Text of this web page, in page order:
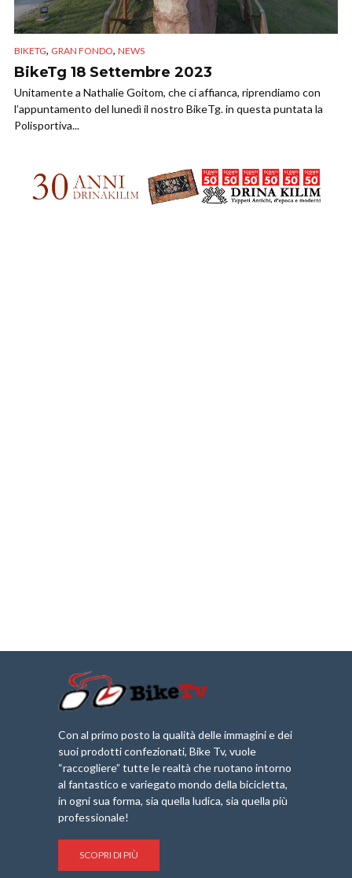
BIKETG, GRAN FONDO, NEWS
BikeTg 18 Settembre 2023
Unitamente a Nathalie Goitom, che ci affianca, riprendiamo con
l’appuntamento del lunedì il nostro BikeTg. in questa puntata la
Polisportiva...
Con al primo posto la qualità delle immagini e dei
suoi prodotti confezionati, Bike Tv, vuole
“raccogliere” tutte le realtà che ruotano intorno
al fantastico e variegato mondo della bicicletta,
in ogni sua forma, sia quella ludica, sia quella più
professionale!
SCOPRI DI PIÙ